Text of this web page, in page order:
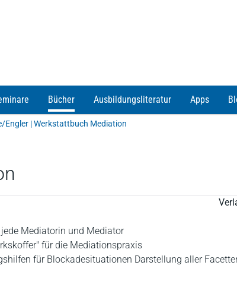
Bücher Ausbildungsliteratur Apps
Engler | Werkstattbuch Mediation
Mediatorin und Mediator
für die Mediationspraxis
für Blockadesituationen Darstellung aller